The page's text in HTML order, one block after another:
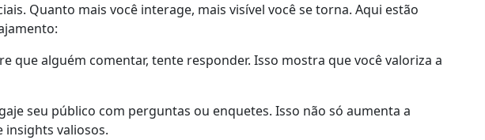
Quanto mais você interage, mais visível você se torna. Aqui estão
que alguém comentar, tente responder. Isso mostra que você valoriza a
seu público com perguntas ou enquetes. Isso não só aumenta a
insights valiosos.